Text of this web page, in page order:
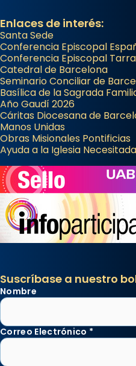
Enlaces de interés:
Santa Sede
Conferencia Episcopal
Conferencia Episcopal
Catedral de Barcelona
Seminario Conciliar de
Basílica de la Sagrada
Año Gaudí 2026
Cáritas Diocesana de
Manos Unidas
Obras Misionales Pontificias
Ayuda a la Iglesia Necesitada
Suscríbase a nuestro
Nombre
Correo Electrónico *